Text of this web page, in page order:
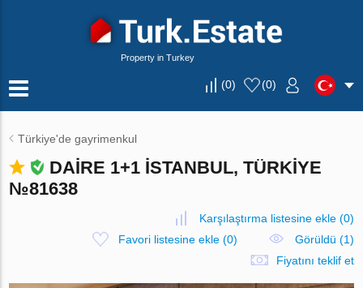
Property in Turkey
(0) (0)
Türkiye'de gayrimenkul
DAIRE 1+1 İSTANBUL, TÜRKIYE
№81638
Karşılaştırma listesine ekle(0)
Favori listesine ekle(0)
Görüldü (1)
Fiyatını teklif et